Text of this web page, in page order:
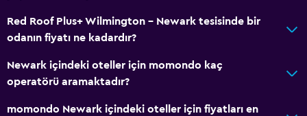
Red Roof Plus+ Wilmington - Newark tesisinde bir
odanın fiyatı ne kadardır?
Newark içindeki oteller için momondo kaç
operatörü aramaktadır?
momondo Newark içindeki oteller için fiyatları en